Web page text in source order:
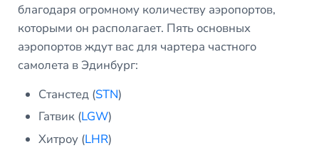
благодаря огромному количеству аэропортов,
которыми он располагает. Пять основных
аэропортов ждут вас для чартера частного
самолета в Эдинбург:
Станстед (STN)
Гатвик (LGW)
Хитроу (LHR)